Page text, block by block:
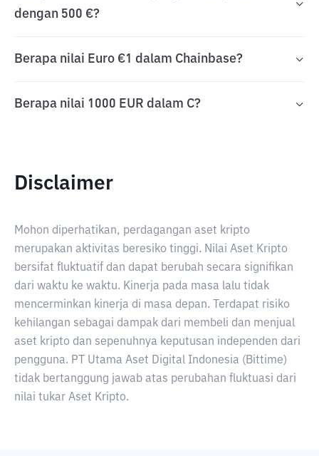
dengan 500 €?
Berapa nilai Euro €1 dalam Chainbase?
Berapa nilai 1000 EUR dalam C?
Disclaimer
Mohon diperhatikan, perdagangan aset kripto
merupakan aktivitas beresiko tinggi. Nilai Aset Kripto
bersifat fluktuatif dan dapat berubah secara signifikan
dari waktu ke waktu. Kinerja pada masa lalu tidak
mencerminkan kinerja di masa depan. Terdapat risiko
kehilangan sebagai dampak dari membeli dan menjual
aset kripto dan sepenuhnya keputusan independen dari
pengguna. PT Utama Aset Digital Indonesia (Bittime)
tidak bertanggung jawab atas perubahan fluktuasi dari
nilai tukar Aset Kripto.